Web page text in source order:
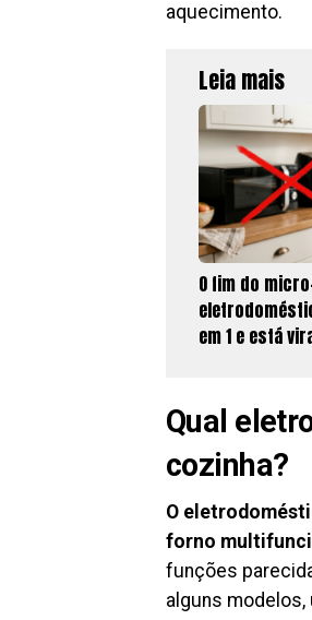
aquecimento.
Leia mais
O fim do
em 1 e está
Qual
cozinha?
O
forno
funções
alguns